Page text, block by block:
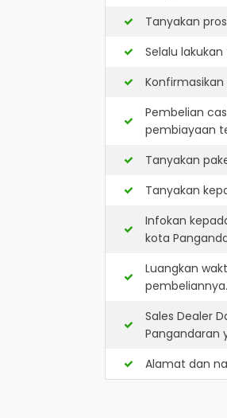
Tanyakan
Selalu
Pembelian
pembiayaan
Tanyakan
Tanyakan
Infokan
kota
Luangkan
pembeliannya.
Sales Dealer
Pangandaran
Alamat dan